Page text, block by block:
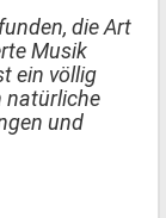
die Art
Musik
ein völlig
natürliche
und